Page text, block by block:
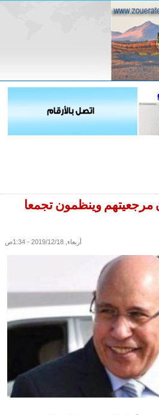
وينظمون تجمعا
أربعاء, 2019/12/18 - 1:34ص